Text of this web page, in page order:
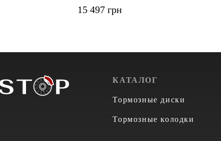
15 497 грн
КАТАЛОГ
Тормозные диски
Тормозные колодки